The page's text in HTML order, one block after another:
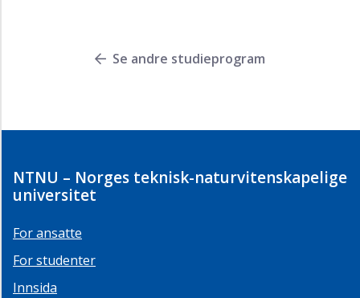
Se andre studieprogram
NTNU – Norges teknisk-naturvitenskapelige
universitet
For ansatte
For studenter
Innsida